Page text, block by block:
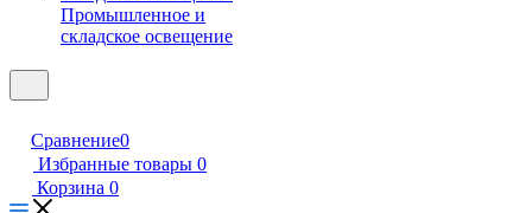
Промышленное и
складское освещение
Сравнение0
Избранные товары 0
Корзина 0